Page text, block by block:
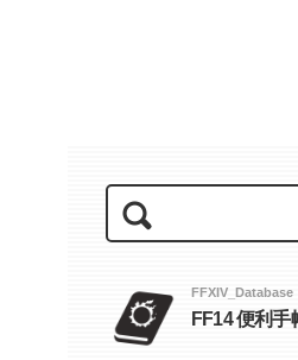
FFXIV_Database
FF14 便利手